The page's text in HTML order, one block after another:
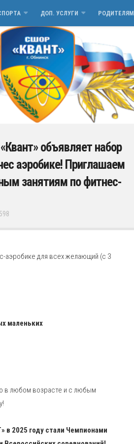
ДОП. УСЛУГИ РОДИТЕЛЯМ
объявляет набор
аэробике! Приглашаем
занятиям по фитнес-
аэробике для всех желающий (с 3
маленьких
в любом возрасте и с любым
в 2025 году стали Чемпионами